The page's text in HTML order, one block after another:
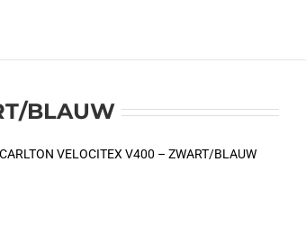
BLAUW
CARLTON VELOCITEX V400 – ZWART/BLAUW